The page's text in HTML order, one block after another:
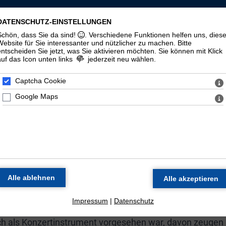
ST. MAURITIUS ZU HALLE
Veranstaltungen Materialien Halloren
Geschichte
ORGEL DER
Wilhelm Sauer in Frankfurt (Oder) als Opus 1307
Orgelbaus dar.
Günther Ramin galt das Instrument
Neben dem Einsatz des Instruments in den
statt.
als Konzertinstrument vorgesehen war, davon zeugen
EINSTELLUNGEN
dass Sie da sind!
. Verschiedene Funktionen helfen uns, diese
für Sie interessanter und nützlicher zu machen.
Bitte
Sie jetzt, was Sie aktivieren möchten. Sie können mit Klick
das Icon unten links
jederzeit neu wählen.
Captcha Cookie
Google Maps
Impressum | Datenschutz